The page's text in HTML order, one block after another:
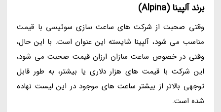
برند آلپینا (Alpina)
وقتی صحبت از شرکت های ساعت سازی سوئیسی با قیمت
مناسب می شود، آلپینا شایسته این عنوان است. با این حال،
وقتی در خصوص ساعت سازان ارزان قیمت صحبت می شود،
این شرکت با قیمت های هزار دلاری یا بیشتر، به طور قابل
توجهی بالاتر از بیشتر ساعت های موجود در این لیست نهاده
شده است.